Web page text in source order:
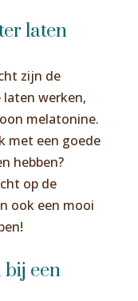
laten
zijn de
werken,
melatonine.
met een goede
hebben?
op de
ook een mooi
een